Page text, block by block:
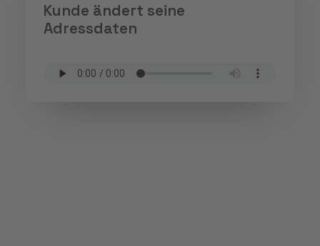
Kunde ändert seine
Adressdaten